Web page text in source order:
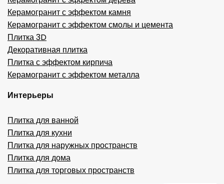
Керамогранит с эффектом камня
Керамогранит с эффектом смолы и цемента
Плитка 3D
Декоративная плитка
Плитка с эффектом кирпича
Керамогранит с эффектом металла
Интерьеры
Плитка для ванной
Плитка для кухни
Плитка для наружных пространств
Плитка для дома
Плитка для торговых пространств